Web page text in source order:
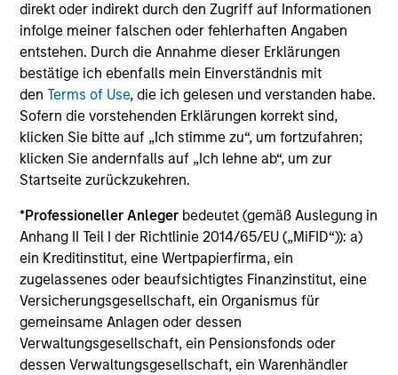
direkt oder indirekt durch den Zugriff auf Informationen
infolge meiner falschen oder fehlerhaften Angaben
entstehen. Durch die Annahme dieser Erklärungen
bestätige ich ebenfalls mein Einverständnis mit
denTerms of Use, die ich gelesen und verstanden habe.
Sofern die vorstehenden Erklärungen korrekt sind,
klicken Sie bitte auf „Ich stimme zu“, um fortzufahren;
klicken Sie andernfalls auf „Ich lehne ab“, um zur
Startseite zurückzukehren.
*Professioneller Anleger bedeutet (gemäß Auslegung in
Anhang II Teil I der Richtlinie 2014/65/EU („MiFID“)): a)
ein Kreditinstitut, eine Wertpapierfirma, ein
zugelassenes oder beaufsichtigtes Finanzinstitut, eine
Versicherungsgesellschaft, ein Organismus für
gemeinsame Anlagen oder dessen
Verwaltungsgesellschaft, ein Pensionsfonds oder
dessen Verwaltungsgesellschaft, ein Warenhändler
Der Einsatz von Fremdkapital erhöht die Risiken, so dass
eine relativ kleine Bewegung im Wert einer Anlage zu einer
unverhältnismäßig großen Bewegung, sowohl im negativen
als auch im positiven Sinne, im Wert dieser Anlage und
damit auch im Wert des Fonds führen kann.
Die auf dieser Webseite verfügbaren Unterlagen beziehen
sich auf mehrere Teilfonds der Morgan Stanley Investment
Management Funds-Reihe. Bitte beachten Sie, dass nicht
alle Teilfonds in allen Ländern verfügbar sind und Teilfonds
nicht für Personen mit Wohnsitz in Ländern verfügbar sind,
den jeweils geltenden Gesetzen oder Vorschriften
zuwiderlaufen würde.
Je höher die Kategorie (1-7), desto höher ist der mögliche
Ertrag, aber auch das Risiko, den ursprünglich angelegten
Betrag zu verlieren. Kategorie 1 bedeutet nicht, dass es sich
um eine risikofreie Anlage handelt. Bitte beachten Sie die
BasisInformationsBlatt („BIB“) des Fonds unter Ressourcen,
die Risikoeinstufungen und -hinweise für die einzelnen
Anlageklassen enthalten.